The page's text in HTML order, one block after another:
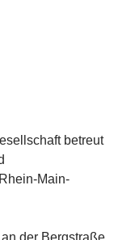
betreut
Main-
der Bergstraße